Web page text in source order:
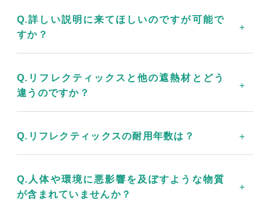
Q.詳しい説明に来てほしいのですが可能で
すか？
Q.リフレクティックスと他の遮熱材とどう
違うのですか？
Q.リフレクティックスの耐用年数は？
Q.人体や環境に悪影響を及ぼすような物質
が含まれていませんか？